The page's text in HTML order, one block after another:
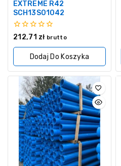
EXTREME R42
SCH13S01042
0
5
212,71 zł brutto
Dodaj Do Koszyka